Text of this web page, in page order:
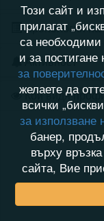
Хронология на
Активност
Кой видя
Този сайт и
прилагат
са
и за
за
желаете да
всички
за използване
банер,
върху
сайта, Вие